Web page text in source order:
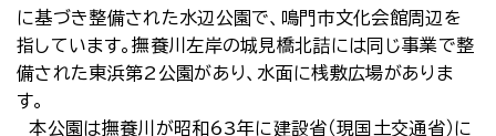
に基づき整備された水辺公園で、鳴門市文化会館周辺を
指しています。撫養川左岸の城見橋北詰には同じ事業で整
備された東浜第2公園があり、水面に桟敷広場がありま
す。
本公園は撫養川が昭和63年に建設省（現国土交通省）に